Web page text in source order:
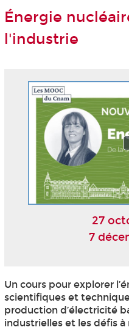
Énergie
l'industrie
27
7
Un cours pour explorer
scientifiques et
production d’électricité
industrielles et les défis à